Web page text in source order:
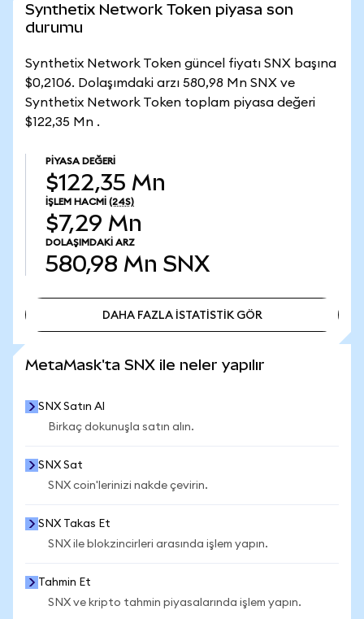
Synthetix Network Token piyasa son
durumu
Synthetix Network Token güncel fiyatı SNX başına
$0,2106. Dolaşımdaki arzı 580,98 Mn SNX ve
Synthetix Network Token toplam piyasa değeri
$122,35 Mn .
PIYASA DEĞERI
$122,35 Mn
İŞLEM HACMI (24S)
$7,29 Mn
DOLAŞIMDAKI ARZ
580,98 Mn SNX
DAHA FAZLA İSTATİSTİK GÖR
MetaMask'ta SNX ile neler yapılır
SNX Satın Al
Birkaç dokunuşla satın alın.
SNX Sat
SNX coin'lerinizi nakde çevirin.
SNX Takas Et
SNX ile blokzincirleri arasında işlem yapın.
Tahmin Et
SNX ve kripto tahmin piyasalarında işlem yapın.